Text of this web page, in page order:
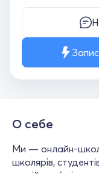
О себе
Ми — онлайн-
школярів,